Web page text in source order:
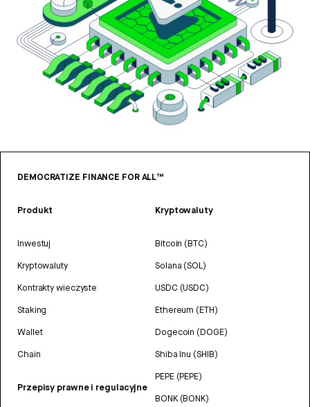
DEMOCRATIZE FINANCE FOR ALL™
Produkt
Inwestuj
Kryptowaluty
Kontrakty wieczyste
Staking
Wallet
Chain
Przepisy prawne i regulacyjne
Kryptowaluty
Bitcoin (BTC)
Solana (SOL)
USDC (USDC)
Ethereum (ETH)
Dogecoin (DOGE)
Shiba Inu (SHIB)
PEPE (PEPE)
BONK (BONK)